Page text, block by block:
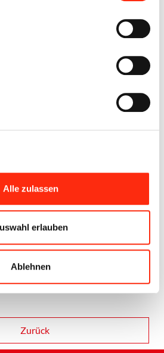
Alle zulassen
erlauben
Ablehnen
waren dabei:
| Aydin Koldas | Daniel Freeman
Cekener | Kevin Perivolaris | Michael
| Thomas Trappschuh | Torsten Eck
Zurück